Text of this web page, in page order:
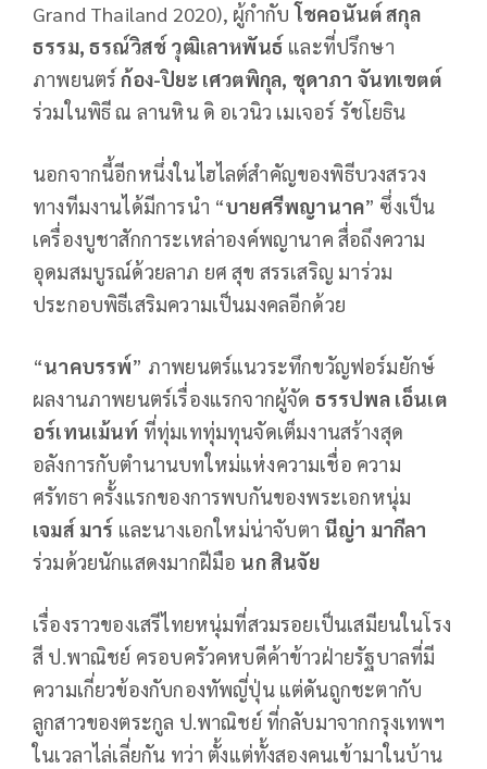
Grand Thailand 2020), ผู้กำกับโชคอนันต์ สกุล
ธรรม, ธรณ์วิสช์ วุฒิเลาหพันธ์ และที่ปรึกษา
ภาพยนตร์ก้อง-ปิยะ เศวตพิกุล, ชุดาภา จันทเขตต์
ร่วมในพิธี ณ ลานหิน ดิ อเวนิว เมเจอร์ รัชโยธิน
นอกจากนี้อีกหนึ่งในไฮไลต์สำคัญของพิธีบวงสรวง
ทางทีมงานได้มีการนำ “บายศรีพญานาค” ซึ่งเป็น
เครื่องบูชาสักการะเหล่าองค์พญานาค สื่อถึงความ
อุดมสมบูรณ์ด้วยลาภ ยศ สุข สรรเสริญ มาร่วม
ประกอบพิธีเสริมความเป็นมงคลอีกด้วย
“นาคบรรพ์” ภาพยนตร์แนวระทึกขวัญฟอร์มยักษ์
ผลงานภาพยนตร์เรื่องแรกจากผู้จัด ธรรปพล เอ็นเต
อร์เทนเม้นท์ ที่ทุ่มเททุ่มทุนจัดเต็มงานสร้างสุด
อลังการกับตำนานบทใหม่แห่งความเชื่อ ความ
ศรัทธา ครั้งแรกของการพบกันของพระเอกหนุ่ม
เจมส์ มาร์ และนางเอกใหม่น่าจับตา นีญ่า มากีลา
ร่วมด้วยนักแสดงมากฝีมือ นก สินจัย
เรื่องราวของเสรีไทยหนุ่มที่สวมรอยเป็นเสมียนในโรง
สี ป.พาณิชย์ ครอบครัวคหบดีค้าข้าวฝ่ายรัฐบาลที่มี
ความเกี่ยวข้องกับกองทัพญี่ปุ่น แต่ดันถูกชะตากับ
ลูกสาวของตระกูล ป.พาณิชย์ ที่กลับมาจากกรุงเทพฯ
ในเวลาไล่เลี่ยกัน ทว่า ตั้งแต่ทั้งสองคนเข้ามาในบ้าน